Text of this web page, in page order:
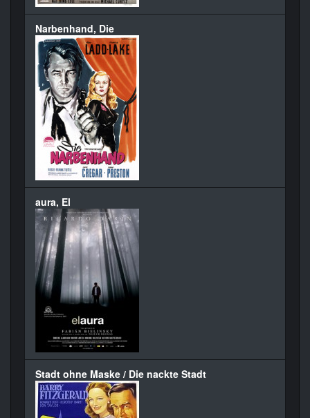
Narbenhand, Die
aura, El
Stadt ohne Maske / Die nackte Stadt